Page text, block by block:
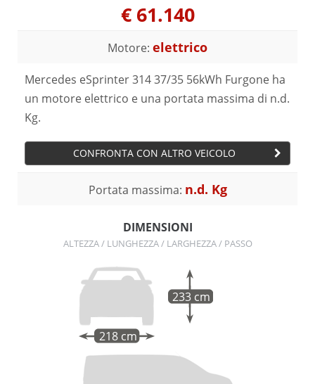
€ 61.140
Motore: elettrico
Mercedes eSprinter 314 37/35 56kWh Furgone ha
un motore elettrico e una portata massima di n.d.
Kg.
CONFRONTA CON ALTRO VEICOLO
Portata massima: n.d. Kg
DIMENSIONI
ALTEZZA / LUNGHEZZA / LARGHEZZA / PASSO
218 cm
233 cm